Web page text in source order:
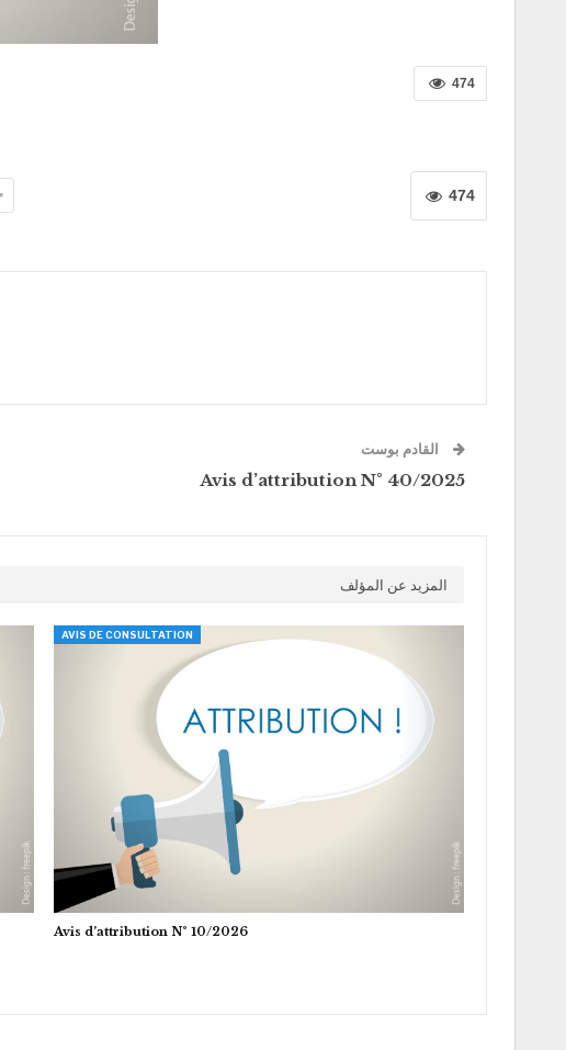
474
474
Avis d’attribution N° 40/2025
المزيد عن المؤلف
AVIS DE CONSULTATION
Avis d’attribution N° 10/2026